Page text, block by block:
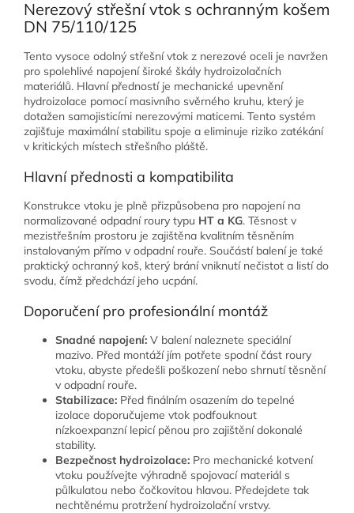
Nerezový střešní vtok s ochranným košem
DN 75/110/125
Tento vysoce odolný střešní vtok z nerezové oceli je navržen
pro spolehlivé napojení široké škály hydroizolačních
materiálů. Hlavní předností je mechanické upevnění
hydroizolace pomocí masivního svěrného kruhu, který je
dotažen samojisticími nerezovými maticemi. Tento systém
zajišťuje maximální stabilitu spoje a eliminuje riziko zatékání
v kritických místech střešního pláště.
Hlavní přednosti a kompatibilita
Konstrukce vtoku je plně přizpůsobena pro napojení na
normalizované odpadní roury typu HT a KG. Těsnost v
mezistřešním prostoru je zajištěna kvalitním těsněním
instalovaným přímo v odpadní rouře. Součástí balení je také
praktický ochranný koš, který brání vniknutí nečistot a listí do
svodu, čímž předchází jeho ucpání.
Doporučení pro profesionální montáž
Snadné napojení: V balení naleznete speciální
mazivo. Před montáží jím potřete spodní část roury
vtoku, abyste předešli poškození nebo shrnutí těsnění
v odpadní rouře.
Stabilizace: Před finálním osazením do tepelné
izolace doporučujeme vtok podfouknout
nízkoexpanzní lepicí pěnou pro zajištění dokonalé
stability.
Bezpečnost hydroizolace: Pro mechanické kotvení
vtoku používejte výhradně spojovací materiál s
půlkulatou nebo čočkovitou hlavou. Předejdete tak
nechtěnému protržení hydroizolační vrstvy.